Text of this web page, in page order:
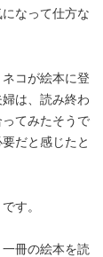
なって仕方な
コが絵本に登
は、読み終わ
てみたそうで
だと感じたと
す。
冊の絵本を読